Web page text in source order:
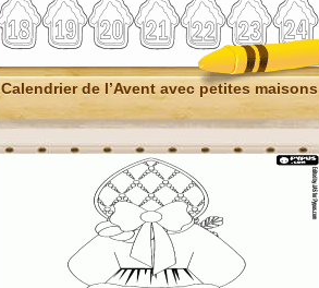
Calendrier de l’Avent avec petites maisons